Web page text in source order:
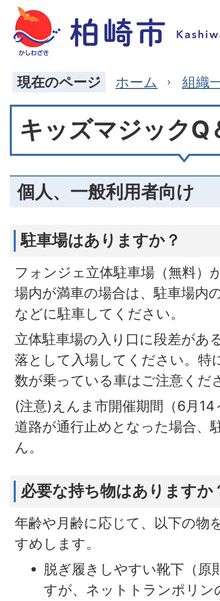
現在のページ ホーム 組織
キッズマジックQ
個人、一般利用者向け
駐車場はありますか？
フォンジェ立体駐車場（無料）
場内が満車の場合は、駐車場内
などに駐車してください。
立体駐車場の入り口に段差があ
落として入場してください。特
数が乗っている車はご注意くだ
(注意)えんま市開催期間（6月
道路が通行止めとなった場合、
ん。
必要な持ち物はありますか
年齢や月齢に応じて、以下の物
すめします。
脱ぎ履きしやすい靴下（原
すが、ネットトランポリン